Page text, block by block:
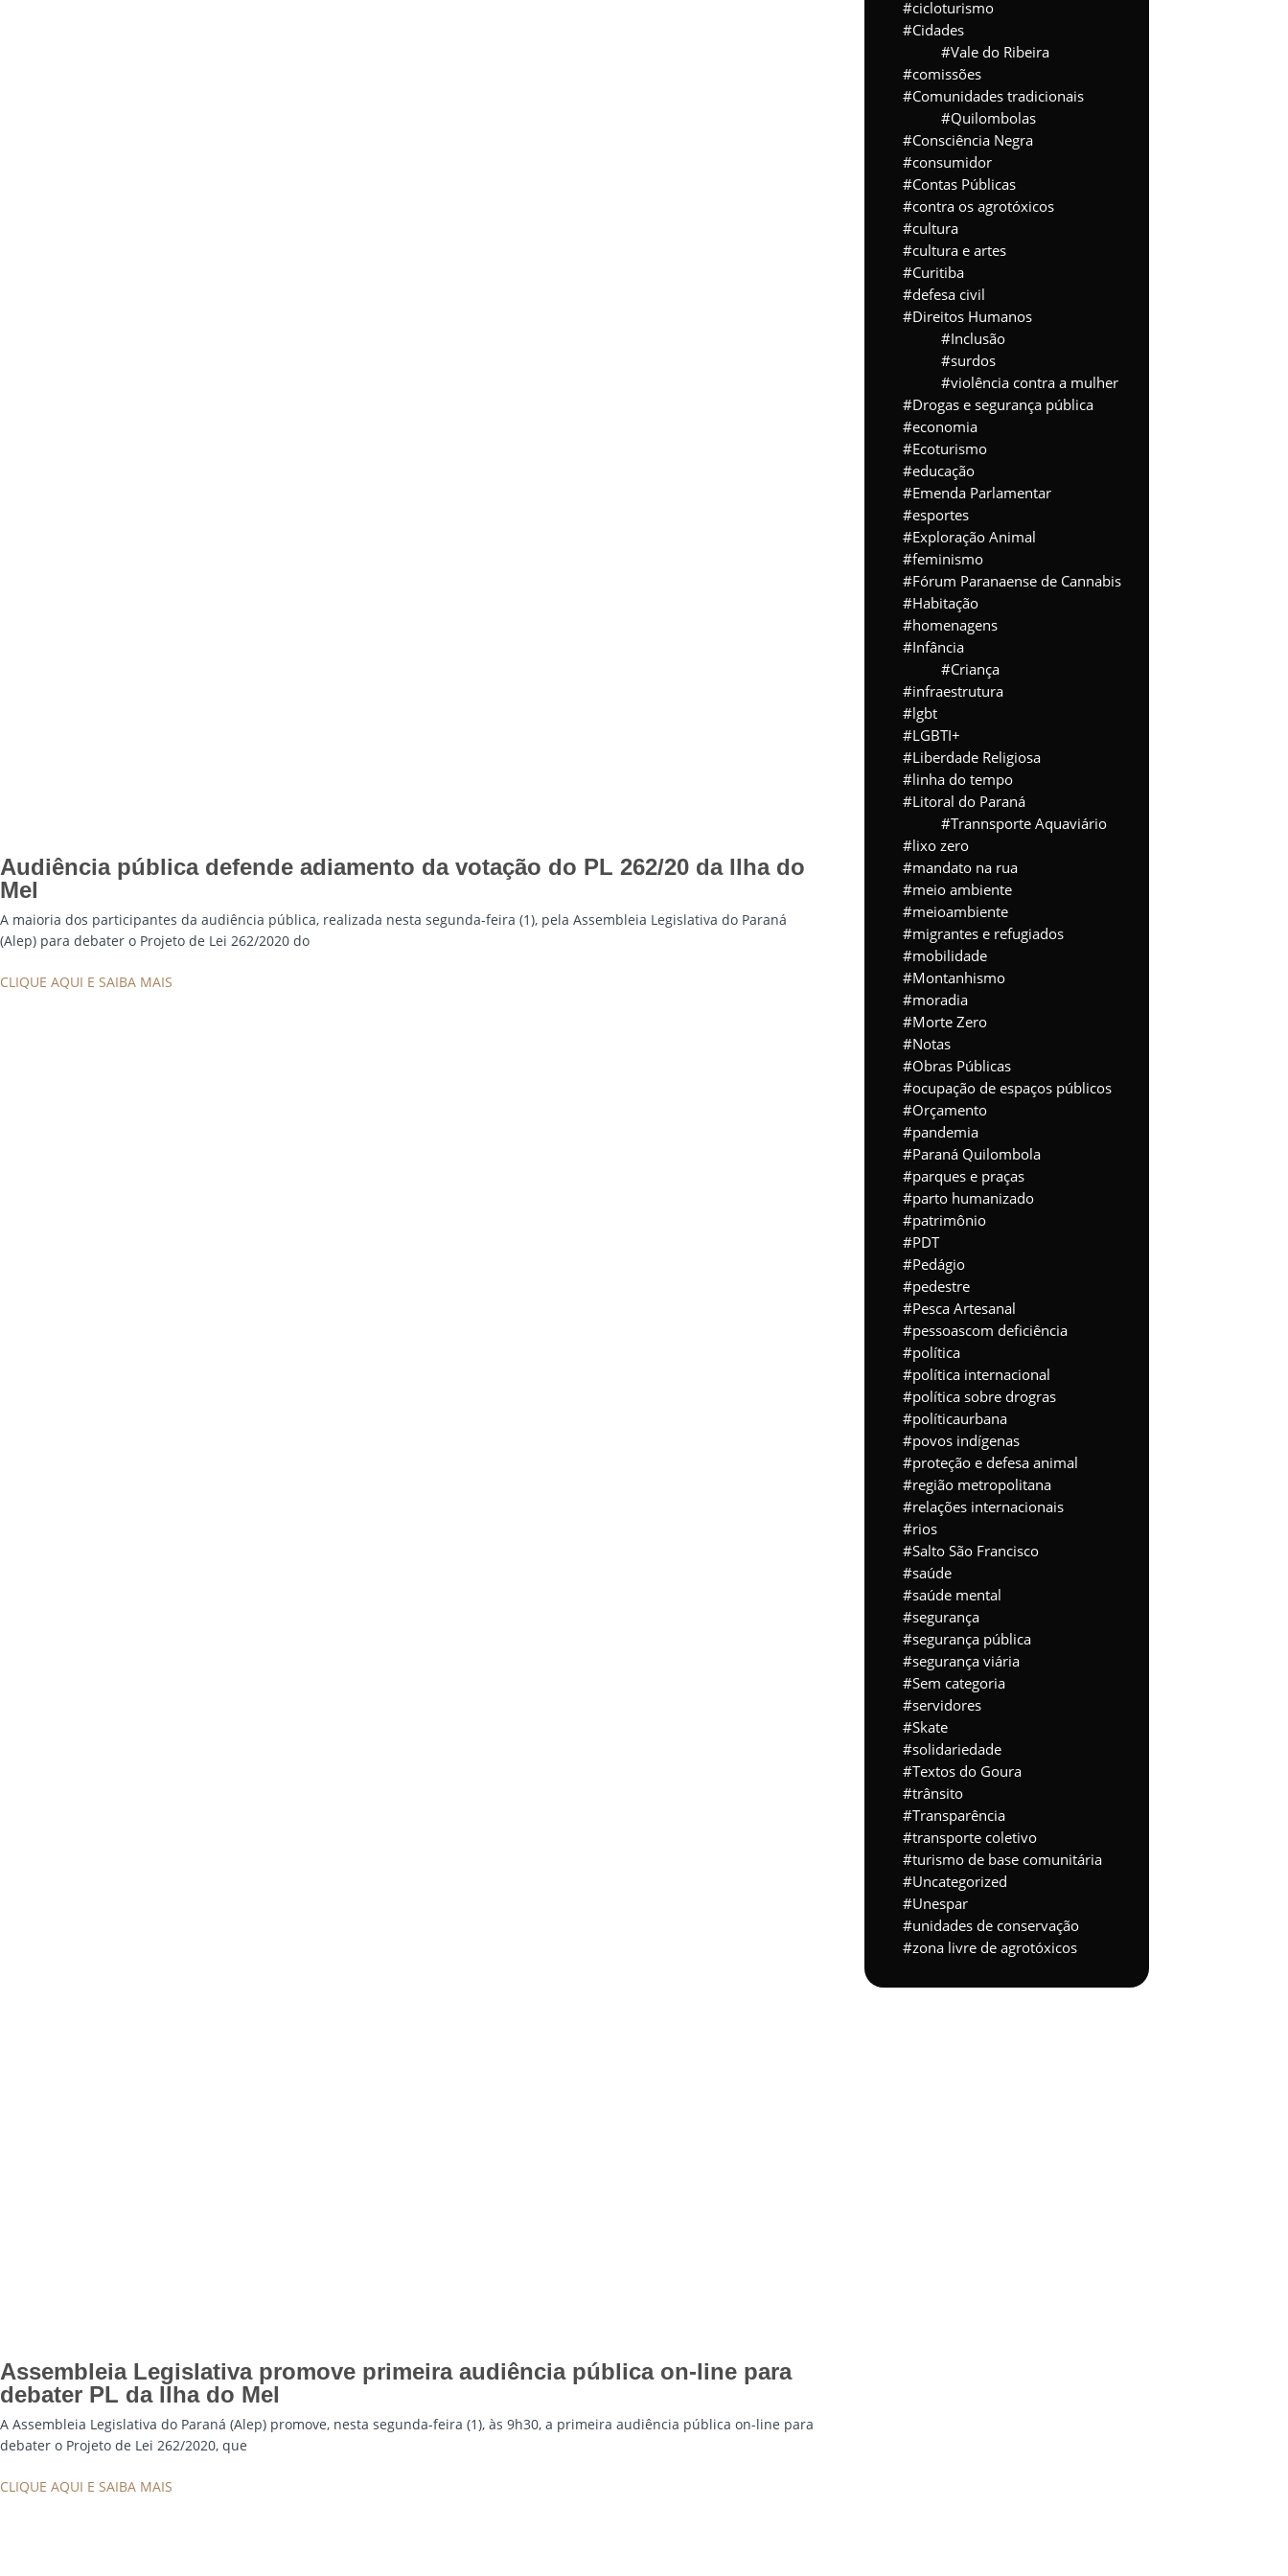
Audiência pública defende adiamento da votação do PL 262/20 da Ilha do
Mel
A maioria dos participantes da audiência pública, realizada nesta segunda-feira (1), pela Assembleia Legislativa do Paraná
(Alep) para debater o Projeto de Lei 262/2020 do
CLIQUE AQUI E SAIBA MAIS
Assembleia Legislativa promove primeira audiência pública on-line para
debater PL da Ilha do Mel
A Assembleia Legislativa do Paraná (Alep) promove, nesta segunda-feira (1), às 9h30, a primeira audiência pública on-line para
debater o Projeto de Lei 262/2020, que
CLIQUE AQUI E SAIBA MAIS
cicloturismo
Cidades
Vale do Ribeira
comissões
Comunidades tradicionais
Quilombolas
Consciência Negra
consumidor
Contas Públicas
contra os agrotóxicos
cultura
cultura e artes
Curitiba
defesa civil
Direitos Humanos
Inclusão
surdos
violência contra a mulher
Drogas e segurança pública
economia
Ecoturismo
educação
Emenda Parlamentar
esportes
Exploração Animal
feminismo
Fórum Paranaense de Cannabis
Habitação
homenagens
Infância
Criança
infraestrutura
lgbt
LGBTI+
Liberdade Religiosa
linha do tempo
Litoral do Paraná
Trannsporte Aquaviário
lixo zero
mandato na rua
meio ambiente
meioambiente
migrantes e refugiados
mobilidade
Montanhismo
moradia
Morte Zero
Notas
Obras Públicas
ocupação de espaços públicos
Orçamento
pandemia
Paraná Quilombola
parques e praças
parto humanizado
patrimônio
PDT
Pedágio
pedestre
Pesca Artesanal
pessoascom deficiência
política
política internacional
política sobre drogras
políticaurbana
povos indígenas
proteção e defesa animal
região metropolitana
relações internacionais
rios
Salto São Francisco
saúde
saúde mental
segurança
segurança pública
segurança viária
Sem categoria
servidores
Skate
solidariedade
Textos do Goura
trânsito
Transparência
transporte coletivo
turismo de base comunitária
Uncategorized
Unespar
unidades de conservação
zona livre de agrotóxicos